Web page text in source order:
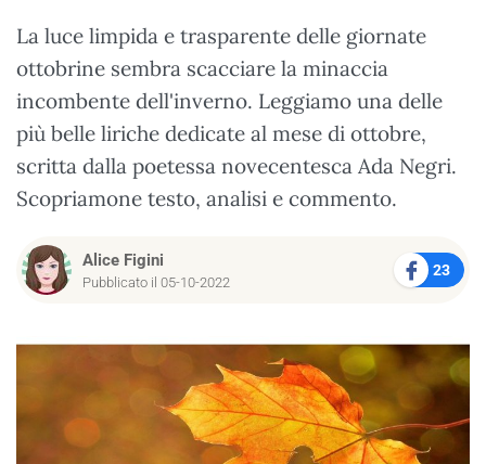
La luce limpida e trasparente delle giornate
ottobrine sembra scacciare la minaccia
incombente dell'inverno. Leggiamo una delle
più belle liriche dedicate al mese di ottobre,
scritta dalla poetessa novecentesca Ada Negri.
Scopriamone testo, analisi e commento.
Alice Figini
Pubblicato il 05-10-2022
23